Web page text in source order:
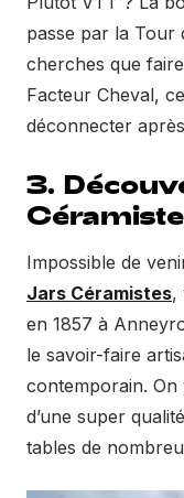
passe par la Tour
cherches que
Facteur Cheval,
déconnecter
3.
Impossible de
Jars Céramistes,
en 1857 à
le savoir-faire
contemporain. On
d’une super
tables de